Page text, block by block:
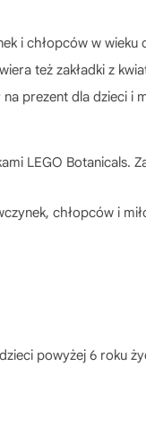
i chłopców w wieku
też zakładki z
prezent dla dzieci i
LEGO Botanicals.
chłopców i
powyżej 6 roku